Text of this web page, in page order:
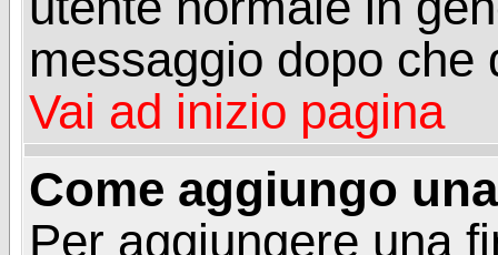
messaggio dopo che
Vai ad inizio pagina
Come aggiungo
Per aggiungere una